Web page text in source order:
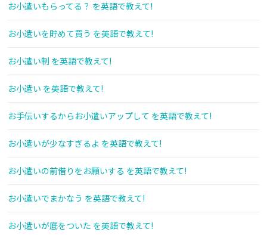
お小遣いもらってる？ を英語で教えて!
お小遣いを貯めて買う を英語で教えて!
お小遣い制 を英語で教えて!
お小遣い を英語で教えて!
お手伝いするからお小遣いアップして を英語で教えて!
お小遣いが少なすぎるよ を英語で教えて!
お小遣いの前借りをお願いする を英語で教えて!
お小遣いでまかなう を英語で教えて!
お小遣いが底をついた を英語で教えて!